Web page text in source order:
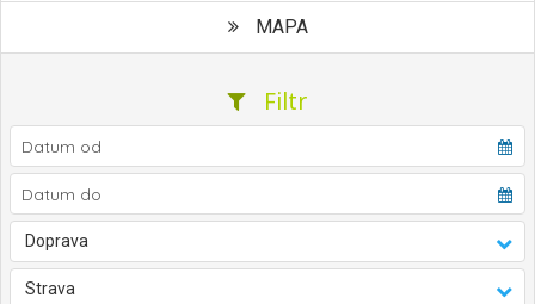
MAPA
Filtr
Doprava
Strava